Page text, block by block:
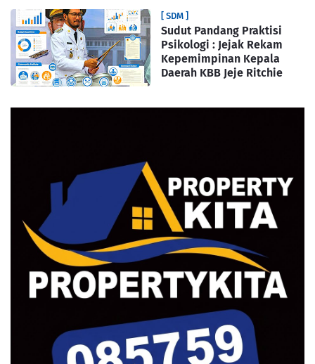
[ SDM ]
Sudut Pandang Praktisi
Psikologi : Jejak Rekam
Kepemimpinan Kepala
Daerah KBB Jeje Ritchie